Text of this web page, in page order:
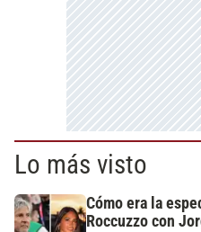
Lo más visto
Cómo era la
Roccuzzo con